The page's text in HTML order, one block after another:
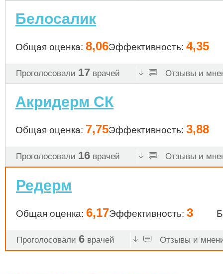
Белосалик
Общая оценка: 8,06Эффективность: 4,35
Проголосовали 17 врачей Отзывы и
Акридерм СК
Общая оценка: 7,75Эффективность: 3,88
Проголосовали 16 врачей Отзывы и
Редерм
Общая оценка: 6,17Эффективность: 3
Проголосовали 6 врачей Отзывы и